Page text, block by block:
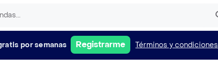
por semanas Registrarme Términos y condiciones